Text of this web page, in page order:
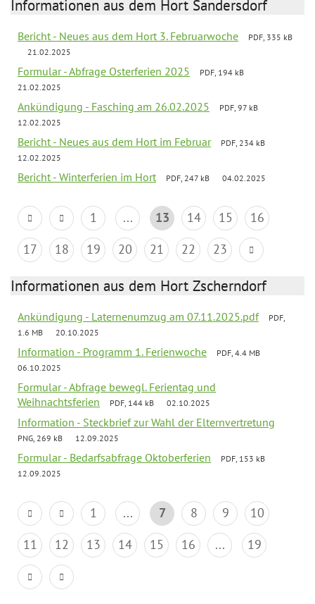
Informationen aus dem Hort Sandersdorf
Bericht - Neues aus dem Hort 3. Februarwoche
PDF, 335 kB
21.02.2025
Formular - Abfrage Osterferien 2025
PDF, 194 kB
21.02.2025
Ankündigung - Fasching am 26.02.2025
PDF, 97 kB
12.02.2025
Bericht - Neues aus dem Hort im Februar
PDF, 234 kB
12.02.2025
Bericht - Winterferien im Hort PDF, 247 kB 04.02.2025
1 ... 13 14 15
16
17
18 19 20 21 22 23
Informationen aus dem Hort Zscherndorf
Ankündigung - Laternenumzug am 07.11.2025.pdf
PDF,
1.6 MB
20.10.2025
Information - Programm 1. Ferienwoche
PDF, 4.4 MB
06.10.2025
Formular - Abfrage bewegl. Ferientag und
Weihnachtsferien
PDF, 144 kB 02.10.2025
Information - Steckbrief zur Wahl der Elternvertretung
PNG, 269 kB 12.09.2025
Formular - Bedarfsabfrage Oktoberferien
PDF, 153 kB
12.09.2025
1 ... 7 8 9
10
11
12 13 14 15 16 ... 19